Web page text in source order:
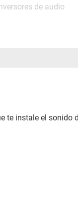
de audio
te instale el sonido